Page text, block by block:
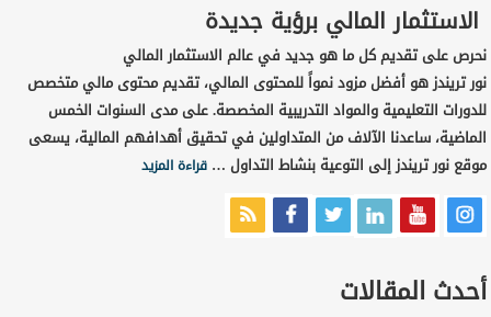
الاستثمار المالي برؤية جديدة
نحرص على تقديم كل ما هو جديد في عالم الاستثمار المالي
نور تريندز هو أفضل مزود نمواً للمحتوى المالي، تقديم محتوى مالي متخصص
للدورات التعليمية والمواد التدريبية المخصصة. على مدى السنوات الخمس
الماضية، ساعدنا الآلاف من المتداولين في تحقيق أهدافهم المالية، يسعى
موقع نور تريندز إلى التوعية بنشاط التداول …قراءة المزيد
أحدث المقالات